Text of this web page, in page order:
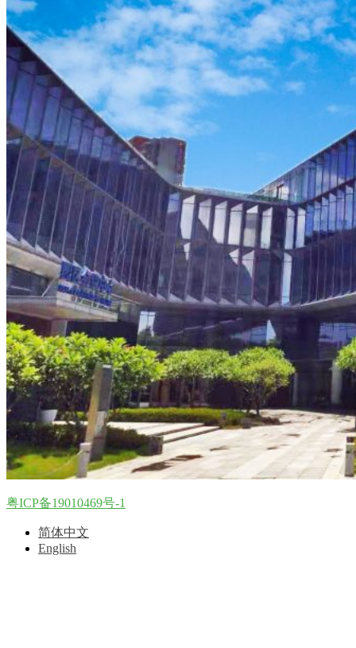
粤ICP备19010469号-1
简体中文
English